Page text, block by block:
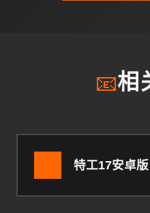
📧相
特工17安卓版